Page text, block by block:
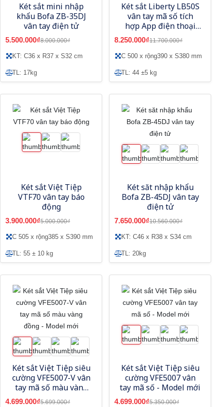
Két sắt mini nhập
khẩu Bofa ZB-35DJ
vân tay điện tử
5.500.000₫8.000.000₫
KT: C36 x R37 x S32 cm
TL: 17kg
Két sắt Liberty LB50S
vân tay mã số tích
hợp App điện thoại
thông minh
8.250.000₫11.700.000₫
C 500 x rộng390 x S380 mm
TL: 44 ±5 kg
Két sắt Việt Tiệp
VTF70 vân tay báo
động
3.900.000₫5.000.000₫
C 505 x rộng385 x S390 mm
TL: 55 ± 10 kg
Két săt nhập khẩu
Bofa ZB-45DJ vân tay
điện tử
7.650.000₫10.560.000₫
KT: C46 x R38 x S34 cm
TL: 20kg
Két sắt Việt Tiệp siêu
cường VFE5007-V vân
tay mã số màu vàng
đồng - Model mới
4.699.000₫5.699.000₫
Két sắt Việt Tiệp siêu
cường VFE5007 vân
tay mã số - Model mới
4.699.000₫5.350.000₫